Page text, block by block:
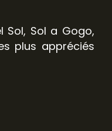
Sol, Sol a Gogo,
plus appréciés